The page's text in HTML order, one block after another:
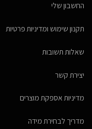
החשבון שלי
תקנון שימוש ומדיניות פרטיות
שאלות תשובות
יצירת קשר
מדיניות אספקת מוצרים
מדריך לבחירת מידה